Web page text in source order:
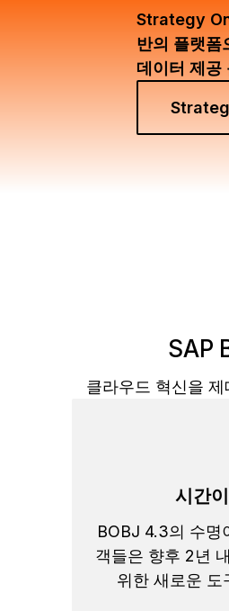
Strategy
반의 플랫
데이터 제공
SAP
클라우드 혁신을
시간
BOBJ 4.3의 수명
객들은 향후 2년
위한 새로운 도